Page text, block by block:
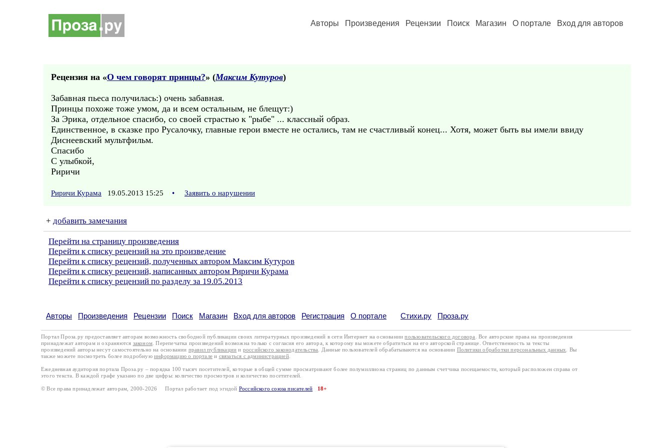
Авторы Произведения Рецензии Поиск Магазин О портале Вход для авторов
Рецензия на «О чем говорят принцы?» (Максим Кутуров)
Забавная пьеса получилась:) очень забавная.
Принцы похоже тоже умом, да и всем остальным, не блещут:)
За Эрика, отдельное спасибо, со своей страстью к "рыбе" ... классный образ.
Единственное, в сказке про Русалочку, главные герои вместе не остались, там не счастливый конец... Хотя, может быть вы имели ввиду
Диснеевский мультфильм.
Спасибо
С улыбкой,
Риричи
Риричи Курама 19.05.2013 15:25 • Заявить о нарушении
+ добавить замечания
Перейти на страницу произведения
Перейти к списку рецензий на это произведение
Перейти к списку рецензий, полученных автором Максим Кутуров
Перейти к списку рецензий, написанных автором Риричи Курама
Перейти к списку рецензий по разделу за 19.05.2013
Авторы Произведения Рецензии Поиск Магазин Вход для авторов Регистрация О портале Стихи.ру Проза.ру
Портал Проза.ру предоставляет авторам возможность свободной публикации своих литературных произведений в сети Интернет на основаниипользовательского договора
. Все авторские права на произведения
принадлежат авторам и охраняются законом . Перепечатка произведений возможна только с согласия его автора, к которому вы можете обратиться на его авторской странице. Ответственность за тексты
произведений авторы несут самостоятельно на основании правил публикации и российского законодательства . Данные пользователей обрабатываются на основании Политики обработки персональных данных
. Вы
также можете посмотреть более подробную информацию о портале и связаться с администрацией.
Ежедневная аудитория портала Проза.ру – порядка 100 тысяч посетителей, которые в общей сумме просматривают более полумиллиона страниц по данным счетчика посещаемости, который расположен справа от
этого текста. В каждой графе указано по две цифры: количество просмотров и количество посетителей.
© Все права принадлежат авторам, 2000-2026 Портал работает под эгидой Российского союза писателей 18+